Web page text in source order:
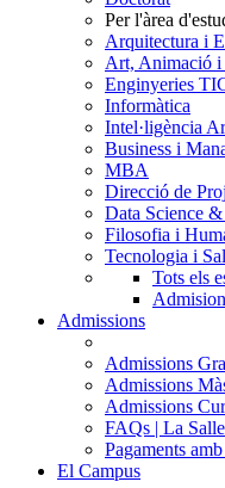
Per l'àrea
Arquitectura i
Art, Animació
Enginyeries
Informàtica
Intel·ligència
Business i
MBA
Direcció de
Data Science
Filosofia i
Tecnologia i
Tots els
Admissions
Admissions
Admissions
Admissions
FAQs | La
Pagaments
El Campus